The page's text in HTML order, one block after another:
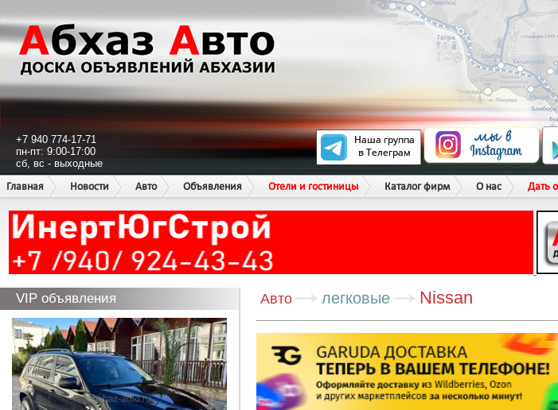
+7 940 774-17-71
пн-пт: 9:00-17:00
сб, вс - выходные
Главная
Новости Авто Объявления Отели и гостиницы Каталог фирм О нас Дать
VIP объявления Авто легковые Nissan